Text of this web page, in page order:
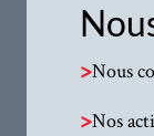
>Nous
>Nos